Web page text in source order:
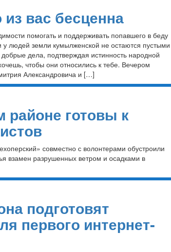
вас бесценна
помогать и поддерживать попавшего в беду
у людей земли кумылженской не остаются пустыми
дела, подтверждая истинность народной
чтобы они относились к тебе. Вечером
Александровича и […]
готовы к
совместно с волонтерами обустроили
взамен разрушенных ветром и осадками в
подготовят
первого интернет-